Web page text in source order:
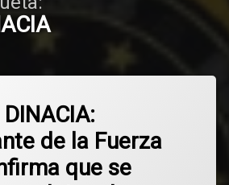
de la Fuerza
que se